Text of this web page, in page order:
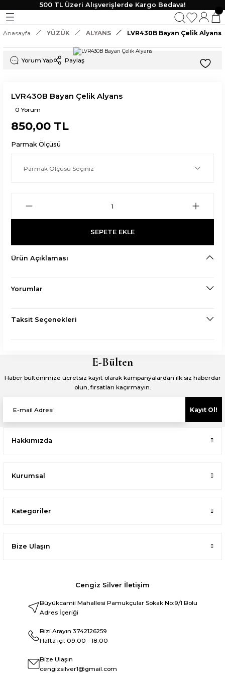
500 TL Üzeri Alışverişlerde Kargo Bedava!
Geri Dön
Geri Dön
Geri Dön
Geri Dön
TAKI
Anasayfa YÜZÜK ALYANS LVR430B Bayan Çelik Alyans
Yorum Yap Paylaş
LVR430B Bayan Çelik Alyans
0 Yorum
850,00 TL
Parmak Ölçüsü
SEPETE EKLE
Ürün Açıklaması
Yorumlar
Taksit Seçenekleri
E-Bülten
Haber bültenimize ücretsiz kayıt olarak kampanyalardan ilk siz haberdar
olun, fırsatları kaçırmayın.
Kayıt Ol!
Cengiz Silver İletişim
Büyükcamii Mahallesi Pamukçular Sokak No:9/1 Bolu
Adres İçeriği
Bizi Arayın 3742126259
Hafta içi: 09.00 - 18.00
Bize Ulaşın
cengizsilver1@gmail.com
Hakkımızda
Kurumsal
Kategoriler
Bize Ulaşın